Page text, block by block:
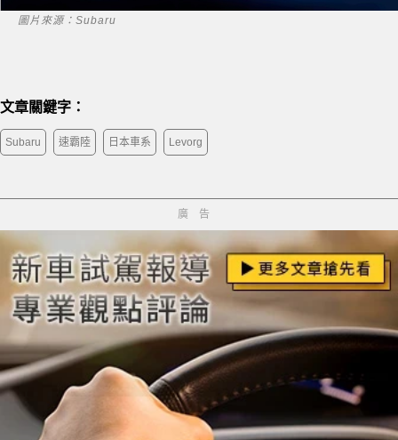
圖片來源：Subaru
文章關鍵字：
Subaru 速霸陸 日本車系 Levorg
廣告